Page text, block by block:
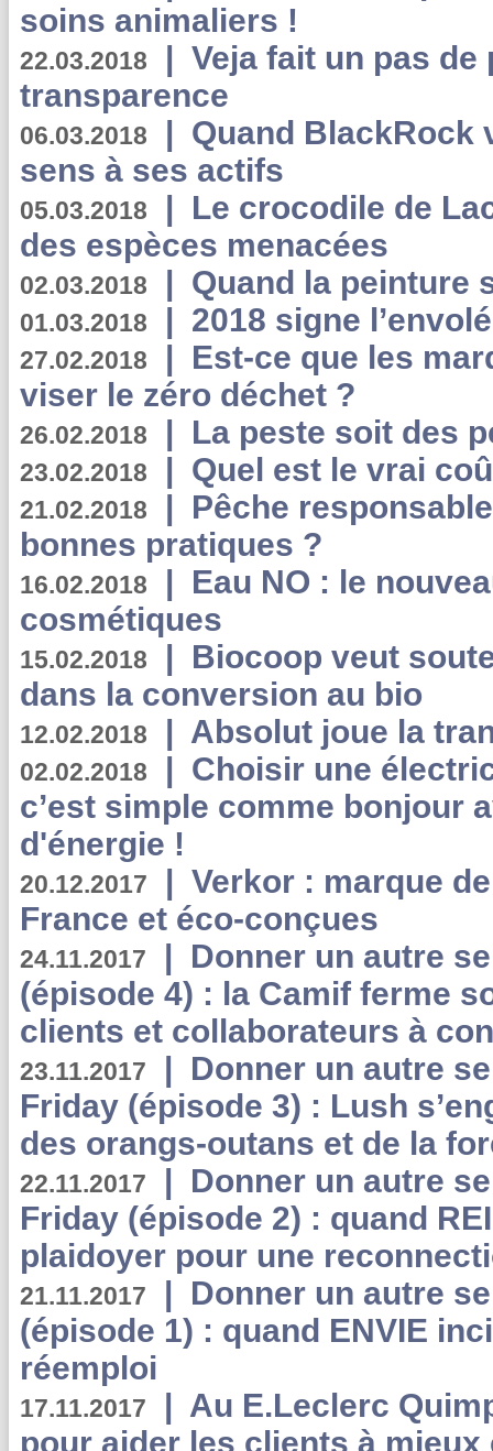
soins animaliers !
22.03.2018 | Veja fait un pas de
transparence
06.03.2018 | Quand BlackRock
sens à ses actifs
05.03.2018 | Le crocodile de
des espèces menacées
02.03.2018 | Quand la peinture
01.03.2018 | 2018 signe
27.02.2018 | Est-ce que les
viser le zéro déchet ?
26.02.2018 | La peste soit des
23.02.2018 | Quel est le vrai
21.02.2018 | Pêche
bonnes pratiques ?
16.02.2018 | Eau NO : le
cosmétiques
15.02.2018 | Biocoop veut
dans la conversion au bio
12.02.2018 | Absolut joue la
02.02.2018 | Choisir une
c’est simple comme bonjour
d'énergie !
20.12.2017 | Verkor : marque
France et éco-conçues
24.11.2017 | Donner un autre
(épisode 4) : la Camif ferme
clients et collaborateurs à
23.11.2017 | Donner un autre
Friday (épisode 3) : Lush
des orangs-outans et de la
22.11.2017 | Donner un autre
Friday (épisode 2) : quand
plaidoyer pour une
21.11.2017 | Donner un autre
(épisode 1) : quand ENVIE
réemploi
17.11.2017 | Au E.Leclerc
pour aider les clients à